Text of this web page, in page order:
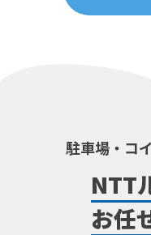
駐車場・コ
NTT
お任